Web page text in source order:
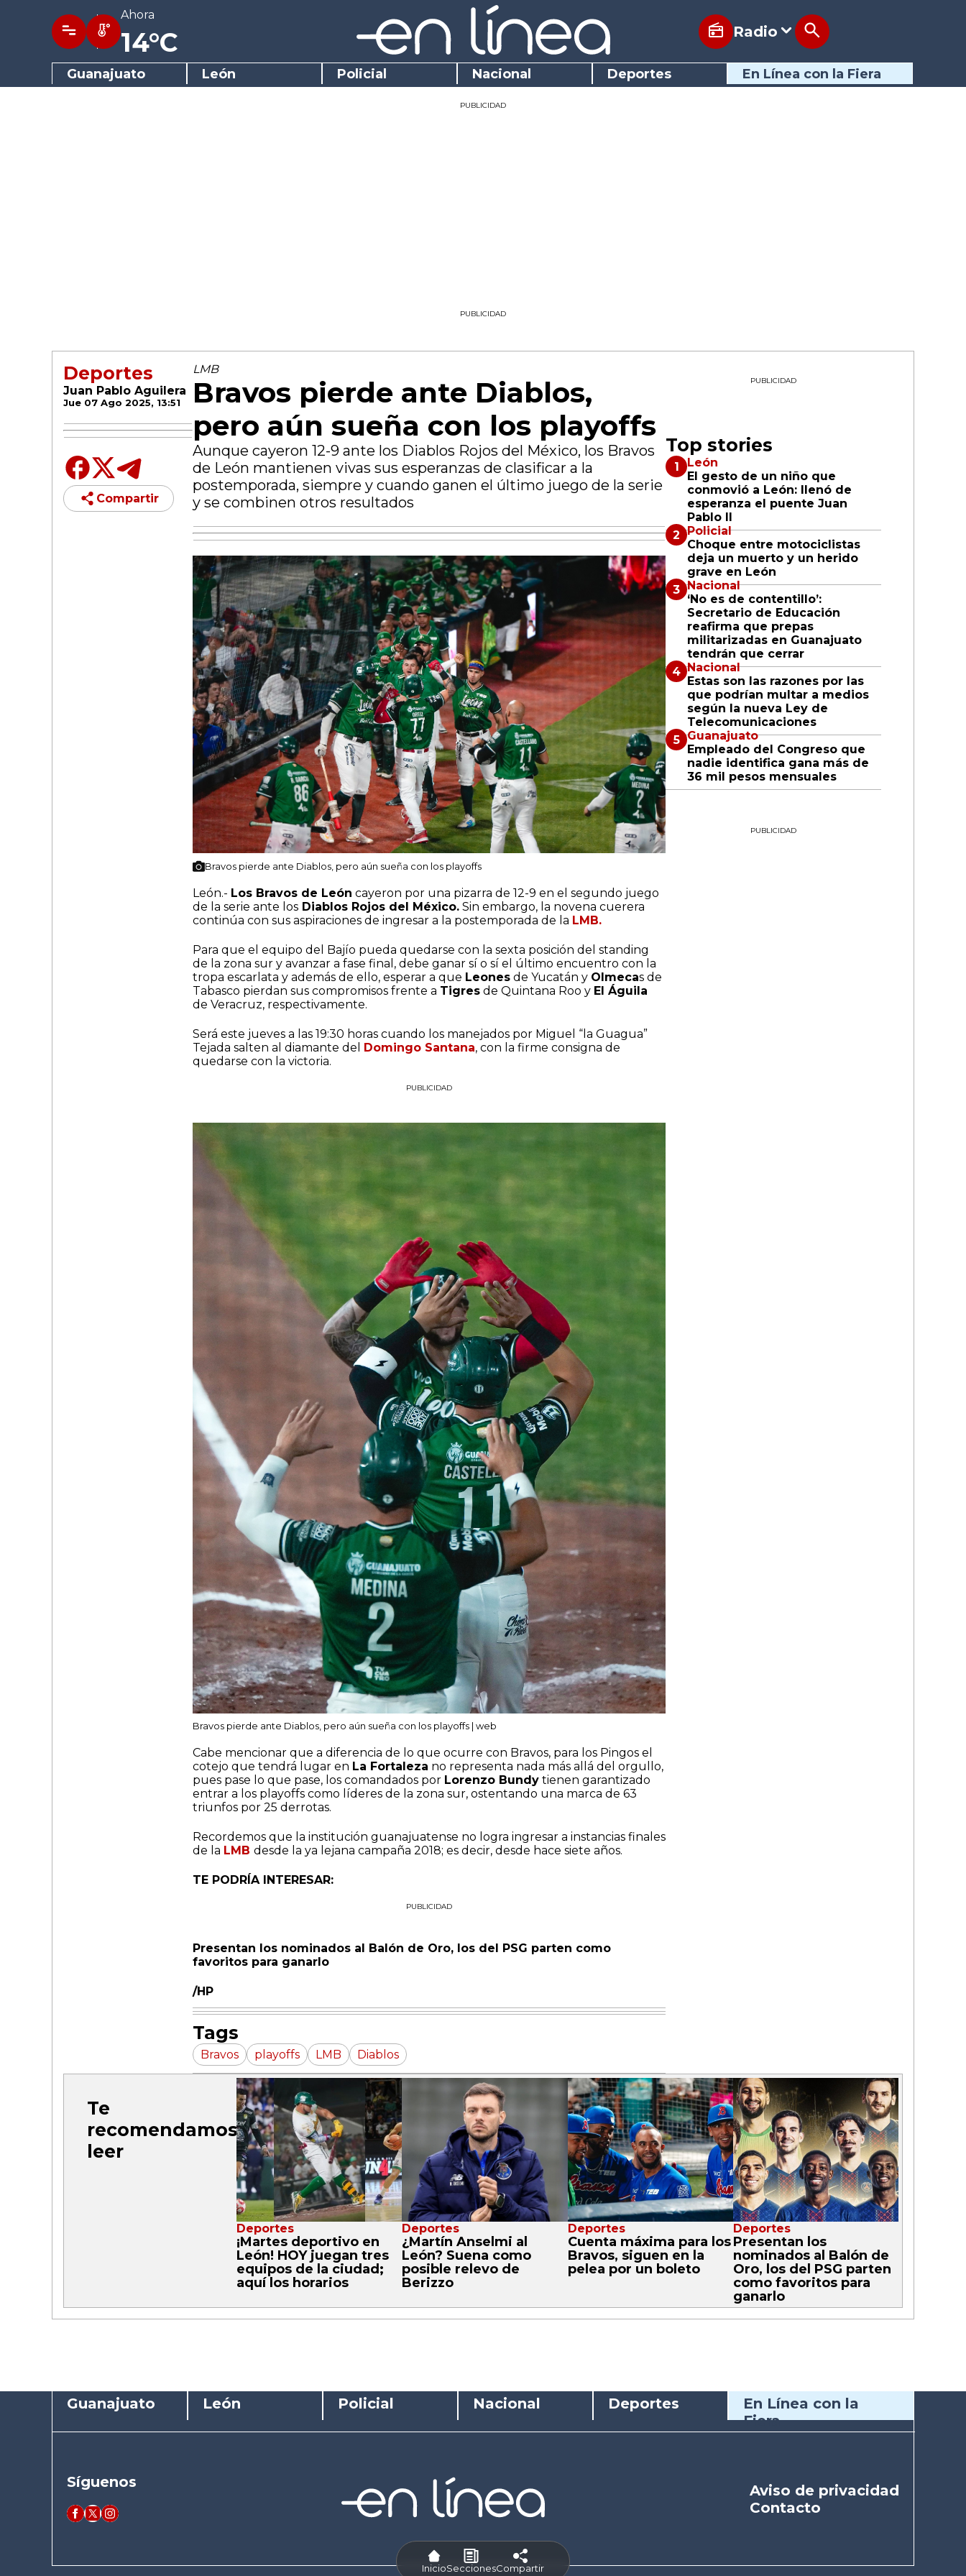
Ahora
14°C Radio
Guanajuato León Policial Nacional Deportes En Línea con la Fiera
PUBLICIDAD
PUBLICIDAD
Deportes
Juan Pablo Aguilera
Jue 07 Ago 2025, 13:51
Compartir
LMB
Bravos pierde ante Diablos,
pero aún sueña con los playoffs
Aunque cayeron 12-9 ante los Diablos Rojos del México, los Bravos
de León mantienen vivas sus esperanzas de clasificar a la
postemporada, siempre y cuando ganen el último juego de la serie
y se combinen otros resultados
Bravos pierde ante Diablos, pero aún sueña con los playoffs
León.- Los Bravos de León cayeron por una pizarra de 12-9 en el segundo juego
de la serie ante los Diablos Rojos del México. Sin embargo, la novena cuerera
continúa con sus aspiraciones de ingresar a la postemporada de la LMB.
Para que el equipo del Bajío pueda quedarse con la sexta posición del standing
de la zona sur y avanzar a fase final, debe ganar sí o sí el último encuentro con la
tropa escarlata y además de ello, esperar a que Leones de Yucatán y Olmecas de
Tabasco pierdan sus compromisos frente a Tigres de Quintana Roo y El Águila
de Veracruz, respectivamente.
Será este jueves a las 19:30 horas cuando los manejados por Miguel “la Guagua”
Tejada salten al diamante del Domingo Santana, con la firme consigna de
quedarse con la victoria.
PUBLICIDAD
Bravos pierde ante Diablos, pero aún sueña con los playoffs | web
Cabe mencionar que a diferencia de lo que ocurre con Bravos, para los Pingos el
cotejo que tendrá lugar en La Fortaleza no representa nada más allá del orgullo,
pues pase lo que pase, los comandados por Lorenzo Bundy tienen garantizado
entrar a los playoffs como líderes de la zona sur, ostentando una marca de 63
triunfos por 25 derrotas.
Recordemos que la institución guanajuatense no logra ingresar a instancias finales
de la LMB desde la ya lejana campaña 2018; es decir, desde hace siete años.
TE PODRÍA INTERESAR:
PUBLICIDAD
Presentan los nominados al Balón de Oro, los del PSG parten como
favoritos para ganarlo
/HP
Tags
Bravos playoffs LMB Diablos
PUBLICIDAD
Top stories
León
El gesto de un niño que
conmovió a León: llenó de
esperanza el puente Juan
Pablo II
Policial
Choque entre motociclistas
deja un muerto y un herido
grave en León
Nacional
‘No es de contentillo’:
Secretario de Educación
reafirma que prepas
militarizadas en Guanajuato
tendrán que cerrar
Nacional
Estas son las razones por las
que podrían multar a medios
según la nueva Ley de
Telecomunicaciones
Guanajuato
Empleado del Congreso que
nadie identifica gana más de
36 mil pesos mensuales
PUBLICIDAD
Te
recomendamos
leer
Deportes
¡Martes deportivo en
León! HOY juegan tres
equipos de la ciudad;
aquí los horarios
Deportes
¿Martín Anselmi al
León? Suena como
posible relevo de
Berizzo
Deportes
Cuenta máxima para los
Bravos, siguen en la
pelea por un boleto
Deportes
Presentan los
nominados al Balón de
Oro, los del PSG parten
como favoritos para
ganarlo
Guanajuato León Policial Nacional Deportes
En Línea con la
Fiera
Síguenos
Aviso de privacidad
Contacto
InicioSeccionesCompartir